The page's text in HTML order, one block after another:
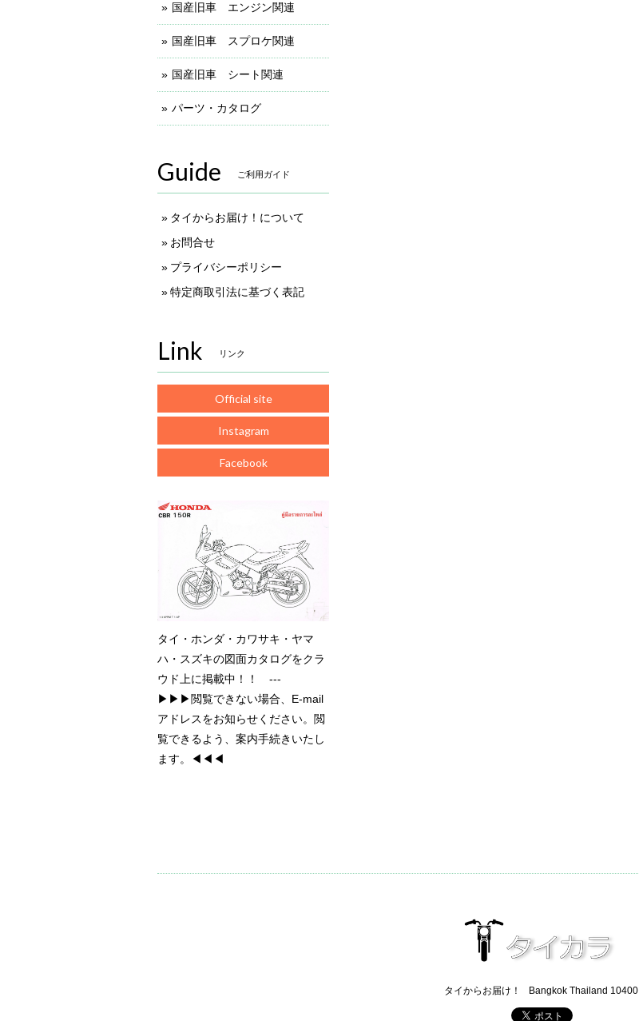
国産旧車 エンジン関連
国産旧車 スプロケ関連
国産旧車 シート関連
パーツ・カタログ
Guide ご利用ガイド
タイからお届け！について
お問合せ
プライバシーポリシー
特定商取引法に基づく表記
Link リンク
Official site
Instagram
Facebook
タイ・ホンダ・カワサキ・ヤマ
ハ・スズキの図面カタログをクラ
ウド上に掲載中！！ ---
▶▶▶閲覧できない場合、E-mail
アドレスをお知らせください。閲
覧できるよう、案内手続きいたし
ます。◀◀◀
タイからお届け！ Bangkok Thailand 10400